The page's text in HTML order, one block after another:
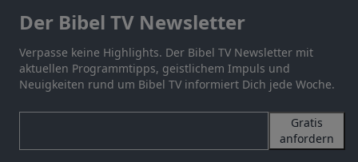
Der Bibel TV Newsletter
Verpasse keine Highlights. Der Bibel TV Newsletter mit
aktuellen Programmtipps, geistlichem Impuls und
Neuigkeiten rund um Bibel TV informiert Dich jede Woche.
Gratis
anfordern